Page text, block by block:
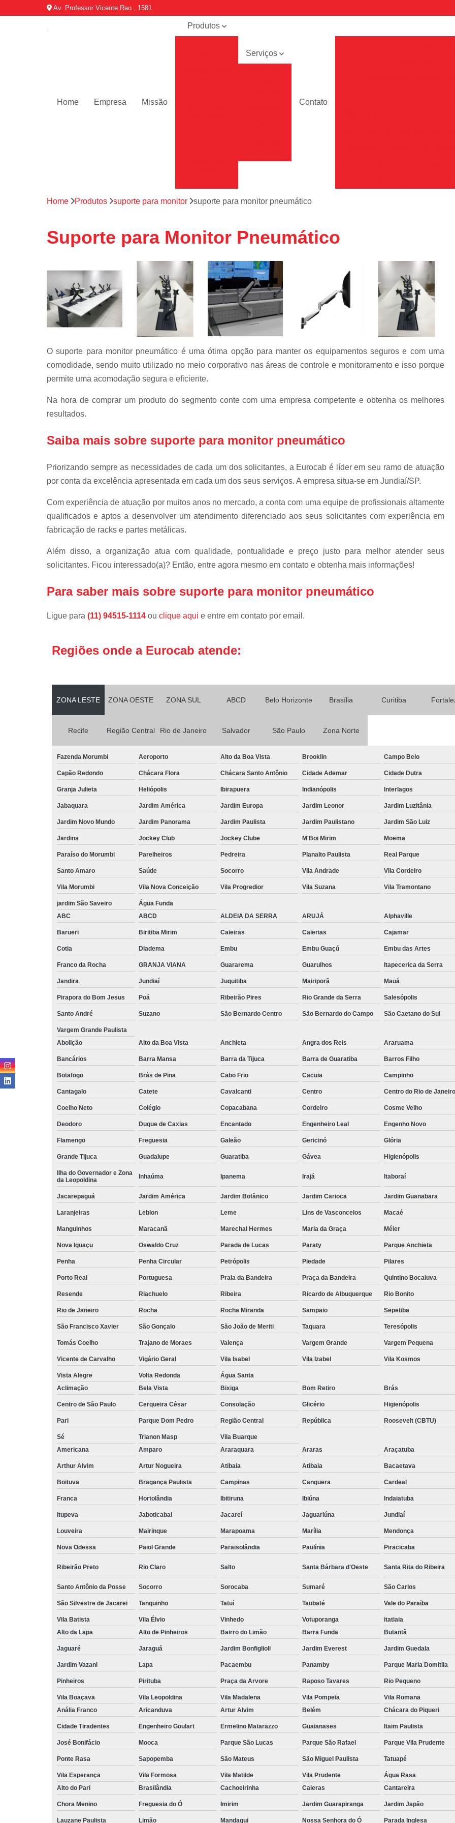
Av. Professor Vicente Rao , 1581
Home Empresa Missão
Produtos
Mobiliário
Rack de ti
Rack para
servidor
Racks para
data center
Régua de
Régua pdu
Suporte para
Serviços
Contato
Confinamento
Confinamento
Confinamento
Confinamento
Confinamento
Confinamento
Confinamento
Confinamento
Confinamento
Confinamento
Confinamento
Escova
Escova de
Escova de
Escova
Escova para Passagem
Escova Passa Cabos
Escova Passa Cabos Inteiriça
Gabinete Outdoor
Gabinete
Gabinete Telecom com
Gabinete Telecom
Gabinete Telecom
Gabinete Telecom Parede
Mdc Mini Data Center
Mini Data Center para
Mini Data
Mini Data Center Rack
Mini Data Center
Mobiliário Técnico de
Mobiliário Técnico
Mobiliário
Mobiliário
Mobiliário
Mobiliário Técnico
Rack de Ti Data Center
Rack Metálico de Ti
Rack
Rack Ti Parede
Rack para Servidor
Rack Servidor
Rack Servidor Refrigerado
Rack Data
Rack Data Center
Rack Servidor Data
Régua de 8 Tomadas
Régua de Energia 8
Régua de Tomadas
Régua de Tomadas 32
Régua de
Régua de Tomadas
Pdu Régua de
Régua Pdu Gerenciável
Régua Pdu Nacional
Régua Tomada Pdu
Suporte para Monitor
Suporte para Monitor
Suporte para
Suporte para
Suporte para Monitor para
Suporte para Monitor para
Home Produtos suporte para monitor suporte para monitor pneumático
Suporte para Monitor Pneumático
O suporte para monitor pneumático é uma ótima opção para manter os equipamentos seguros e com uma
comodidade, sendo muito utilizado no meio corporativo nas áreas de controle e monitoramento e isso porque
permite uma acomodação segura e eficiente.
Na hora de comprar um produto do segmento conte com uma empresa competente e obtenha os melhores
resultados.
Saiba mais sobre suporte para monitor pneumático
Priorizando sempre as necessidades de cada um dos solicitantes, a Eurocab é líder em seu ramo de atuação
por conta da excelência apresentada em cada um dos seus serviços. A empresa situa-se em Jundiaí/SP.
Com experiência de atuação por muitos anos no mercado, a conta com uma equipe de profissionais altamente
qualificados e aptos a desenvolver um atendimento diferenciado aos seus solicitantes com experiência em
fabricação de racks e partes metálicas.
Além disso, a organização atua com qualidade, pontualidade e preço justo para melhor atender seus
solicitantes. Ficou interessado(a)? Então, entre agora mesmo em contato e obtenha mais informações!
Para saber mais sobre suporte para monitor pneumático
Ligue para (11) 94515-1114 ou clique aqui e entre em contato por email.
Regiões onde a Eurocab atende:
ZONA LESTE ZONA OESTE ZONA SUL ABCD Belo Horizonte Brasília Curitiba
Recife Região Central Rio de Janeiro Salvador São Paulo Zona Norte
Fazenda Morumbi Aeroporto Alto da Boa Vista Brooklin Campo Belo
Capão Redondo Chácara Flora Chácara Santo Antônio Cidade Ademar Cidade Dutra
Granja Julieta Heliópolis Ibirapuera Indianópolis Interlagos
Jabaquara Jardim América Jardim Europa Jardim Leonor Jardim Luzitânia
Jardim Novo Mundo Jardim Panorama Jardim Paulista Jardim Paulistano Jardim São Luiz
Jardins Jockey Club Jockey Clube M'Boi Mirim Moema
Paraíso do Morumbi Parelheiros Pedreira Planalto Paulista Real Parque
Santo Amaro Saúde Socorro Vila Andrade Vila Cordeiro
Vila Morumbi Vila Nova Conceição Vila Progredior Vila Suzana Vila Tramontano
jardim São Saveiro
Água Funda
ABC
ABCD ALDEIA DA SERRA ARUJÁ Alphaville
Barueri Biritiba Mirim Caieiras Caierias Cajamar
Cotia Diadema Embu Embu Guaçú Embu das Artes
Franco da Rocha GRANJA VIANA Guararema Guarulhos Itapecerica da Serra
Jandira Jundiaí Juquitiba Mairiporã Mauá
Pirapora do Bom Jesus Poá Ribeirão Pires Rio Grande da Serra Salesópolis
Santo André Suzano São Bernardo Centro São Bernardo do Campo São Caetano do Sul
Vargem Grande Paulista
Abolição
Alto da Boa Vista Anchieta Angra dos Reis Araruama
Bancários Barra Mansa Barra da Tijuca Barra de Guaratiba Barros Filho
Botafogo Brás de Pina Cabo Frio Cacuia Campinho
Cantagalo Catete Cavalcanti Centro Centro do Rio de Janeiro
Coelho Neto Colégio Copacabana Cordeiro Cosme Velho
Deodoro Duque de Caxias Encantado Engenheiro Leal Engenho Novo
Flamengo Freguesia Galeão Gericinó Glória
Grande Tijuca Guadalupe Guaratiba Gávea Higienópolis
Ilha do Governador e Zona
da Leopoldina
Inhaúma Ipanema Irajá Itaboraí
Jacarepaguá Jardim América Jardim Botânico Jardim Carioca Jardim Guanabara
Laranjeiras Leblon Leme Lins de Vasconcelos Macaé
Manguinhos Maracanã Marechal Hermes Maria da Graça Méier
Nova Iguaçu Oswaldo Cruz Parada de Lucas Paraty Parque Anchieta
Penha Penha Circular Petrópolis Piedade Pilares
Porto Real Portuguesa Praia da Bandeira Praça da Bandeira Quintino Bocaiuva
Resende Riachuelo Ribeira Ricardo de Albuquerque Rio Bonito
Rio de Janeiro Rocha Rocha Miranda Sampaio Sepetiba
São Francisco Xavier São Gonçalo São João de Meriti Taquara Teresópolis
Tomás Coelho Trajano de Moraes Valença Vargem Grande Vargem Pequena
Vicente de Carvalho Vigário Geral Vila Isabel Vila Izabel Vila Kosmos
Vista Alegre Volta Redonda
Água Santa
Aclimação
Bela Vista Bixiga Bom Retiro Brás
Centro de São Paulo Cerqueira César Consolação Glicério Higienópolis
Pari Parque Dom Pedro Região Central República Roosevelt (CBTU)
Sé Trianon Masp
Vila Buarque
Americana
Amparo Araraquara Araras Araçatuba
Arthur Alvim Artur Nogueira Atibaia Atibaia Bacaetava
Boituva Bragança Paulista Campinas Canguera Cardeal
Franca Hortolândia Ibitiruna Ibiúna Indaiatuba
Itupeva Jaboticabal Jacareí Jaguariúna Jundiaí
Louveira Mairinque Marapoama Marília Mendonça
Nova Odessa Paiol Grande Paraisolândia Paulínia Piracicaba
Ribeirão Preto Rio Claro Salto Santa Bárbara d'Oeste Santa Rita do Ribeira
Santo Antônio da Posse Socorro Sorocaba Sumaré São Carlos
São Silvestre de Jacarei Tanquinho Tatuí Taubaté Vale do Paraíba
Vila Batista Vila Élvio Vinhedo Votuporanga itatiaia
Alto da Lapa
Alto de Pinheiros Bairro do Limão Barra Funda Butantã
Jaguaré Jaraguá Jardim Bonfiglioli Jardim Everest Jardim Guedala
Jardim Vazani Lapa Pacaembu Panamby Parque Maria Domitila
Pinheiros Pirituba Praça da Arvore Raposo Tavares Rio Pequeno
Vila Boaçava Vila Leopoldina Vila Madalena Vila Pompeia Vila Romana
Anália Franco
Aricanduva Artur Alvim Belém Chácara do Piqueri
Cidade Tiradentes Engenheiro Goulart Ermelino Matarazzo Guaianases Itaim Paulista
José Bonifácio Mooca Parque São Lucas Parque São Rafael Parque Vila Prudente
Ponte Rasa Sapopemba São Mateus São Miguel Paulista Tatuapé
Vila Esperança Vila Formosa Vila Matilde Vila Prudente
Água Rasa
Alto do Pari
Brasilândia Cachoeirinha Caieras Cantareira
Chora Menino Freguesia do Ó Imirim Jardim Guarapiranga Jardim Japão
Lauzane Paulista Limão Mandaqui Nossa Senhora do Ó Parada Inglesa